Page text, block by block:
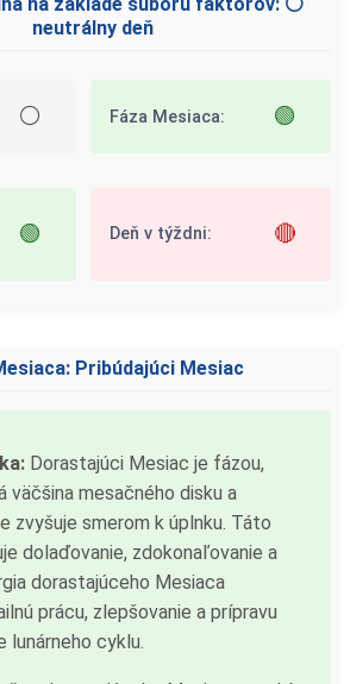
neutrálny deň
⚪ Fáza Mesiaca: 🟢
🟢 Deň v týždni: 🔴
Pribúdajúci Mesiac
Dorastajúci Mesiac je fázou,
väčšina mesačného disku a
zvyšuje smerom k úplnku. Táto
dolaďovanie, zdokonaľovanie a
dorastajúceho Mesiaca
prácu, zlepšovanie a prípravu
lunárneho cyklu.